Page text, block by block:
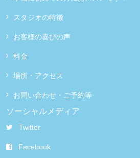
スタジオの特徴
お客様の喜びの声
料金
場所・アクセス
お問い合わせ・ご予約等
ソーシャルメディア
Twitter
Facebook